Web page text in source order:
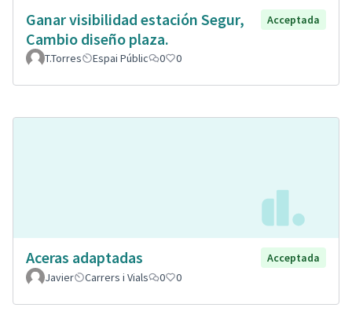
Ganar visibilidad estación Segur,
Cambio diseño plaza.
Acceptada
T.Torres Espai Públic 0 0
Aceras adaptadas
Acceptada
Javier
Carrers i Vials 0 0